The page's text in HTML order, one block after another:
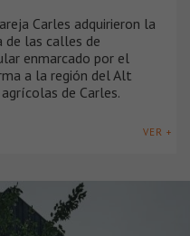
Carles adquirieron la
de las calles de
enmarcado por el
a la región del Alt
de Carles.
VER +